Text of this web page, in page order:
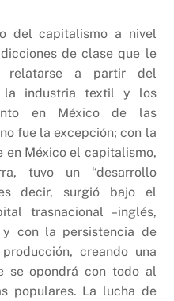
del capitalismo a nivel
de clase que le
relatarse a partir del
la industria textil y los
en México de las
fue la excepción; con la
en México el capitalismo,
tuvo un “desarrollo
decir, surgió bajo el
trasnacional –inglés,
y con la persistencia de
creando una
se opondrá con todo al
populares. La lucha de